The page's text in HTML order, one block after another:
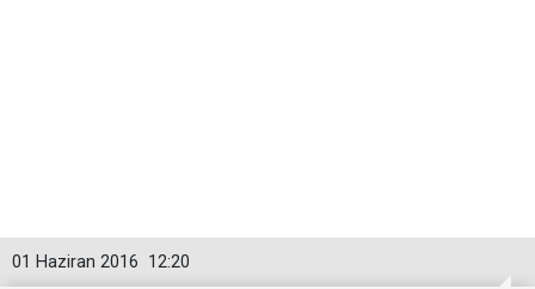
12:20
01 Haziran 2016